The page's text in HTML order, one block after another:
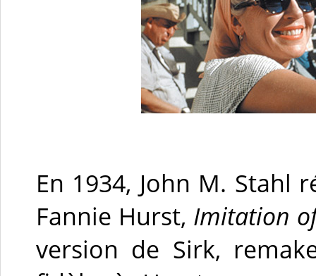
En 1934, John M. Stahl
Fannie Hurst, Imitation
version de Sirk,